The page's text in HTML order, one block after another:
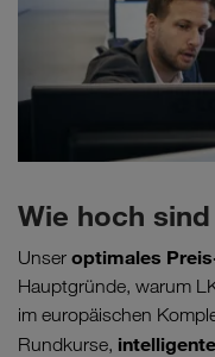
Wie hoch
Unser optimales
Hauptgründe, warum
im europäischen
Rundkurse,